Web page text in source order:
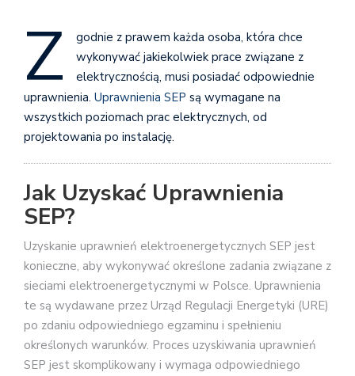
Z
godnie z prawem każda osoba, która chce
wykonywać jakiekolwiek prace związane z
elektrycznością, musi posiadać odpowiednie
uprawnienia. Uprawnienia SEP są wymagane na
wszystkich poziomach prac elektrycznych, od
projektowania po instalację.
Jak Uzyskać Uprawnienia
SEP?
Uzyskanie uprawnień elektroenergetycznych SEP jest
konieczne, aby wykonywać określone zadania związane z
sieciami elektroenergetycznymi w Polsce. Uprawnienia
te są wydawane przez Urząd Regulacji Energetyki (URE)
po zdaniu odpowiedniego egzaminu i spełnieniu
określonych warunków. Proces uzyskiwania uprawnień
SEP jest skomplikowany i wymaga odpowiedniego